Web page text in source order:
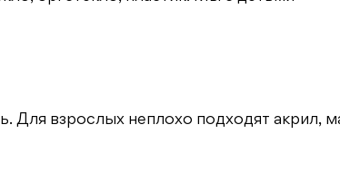
Для взрослых неплохо подходят акрил,